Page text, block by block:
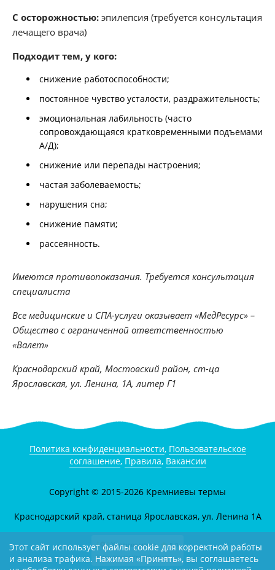
С осторожностью: эпилепсия (требуется консультация
лечащего врача)
Подходит тем, у кого:
снижение работоспособности;
постоянное чувство усталости, раздражительность;
эмоциональная лабильность (часто
сопровождающаяся кратковременными подъемами
А/Д);
снижение или перепады настроения;
частая заболеваемость;
нарушения сна;
снижение памяти;
рассеянность.
Имеются противопоказания. Требуется консультация
специалиста
Все медицинские и СПА-услуги оказывает «МедРесурс» –
Общество с ограниченной ответственностью
«Валет»
Краснодарский край, Мостовский район, ст-ца
Ярославская, ул. Ленина, 1А,литер Г1
Политика конфиденциальности, Пользовательское
соглашение, Правила, Вакансии
Copyright © 2015-2026 Кремниевы термы
Краснодарский край, станица Ярославская, ул. Ленина 1А
Этот сайт использует файлы cookie для корректной работы
и анализа трафика. Нажимая «Принять», вы соглашаетесь